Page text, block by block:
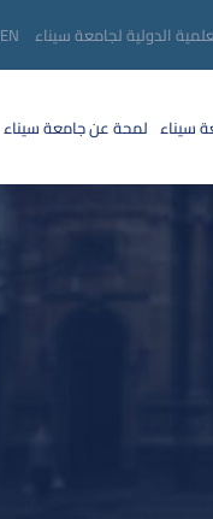
الدولية لجامعة سيناء EN
سيناء لمحة عن جامعة سيناء